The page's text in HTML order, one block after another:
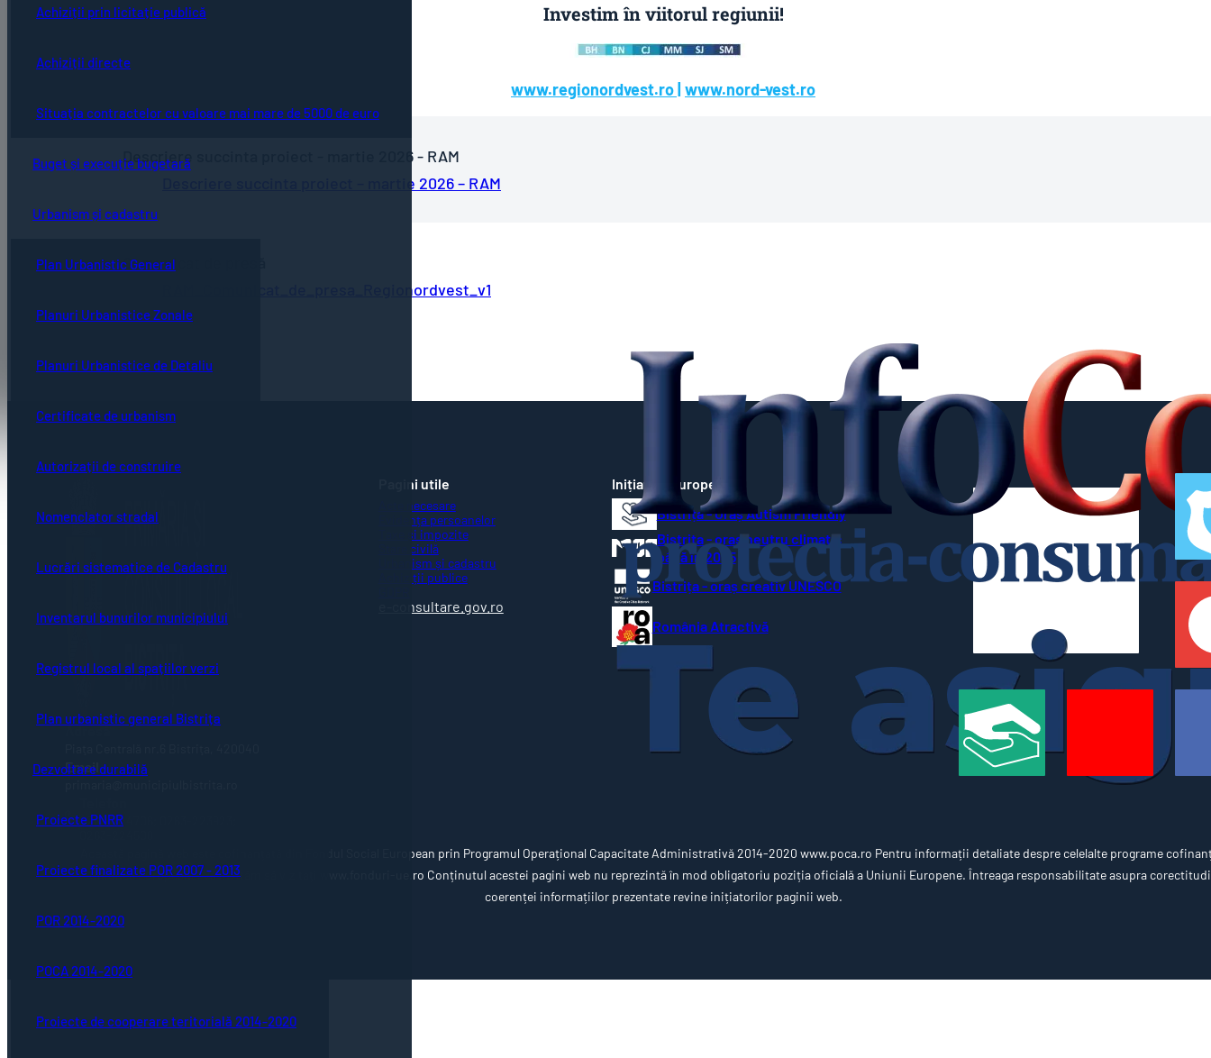
Achiziții prin licitație publică
Achiziții directe
Situația contractelor cu valoare mai mare de 5000 de euro
Buget și execuție bugetară
Urbanism și cadastru
Plan Urbanistic General
Planuri Urbanistice Zonale
Planuri Urbanistice de Detaliu
Certificate de urbanism
Autorizații de construire
Nomenclator stradal
Lucrări sistematice de Cadastru
Inventarul bunurilor municipiului
Registrul local al spațiilor verzi
Plan urbanistic general Bistrița
Dezvoltare durabilă
Proiecte PNRR
Proiecte finalizate POR 2007 - 2013
POR 2014-2020
POCA 2014-2020
Proiecte de cooperare teritorială 2014-2020
Investim în viitorul regiunii!
www.regionordvest.ro | www.nord-vest.ro
Descriere succinta proiect - martie 2026 - RAM
Descriere succinta proiect – martie 2026 – RAM
Comunicat de presă
RAM_Comunicat_de_presa_Regionordvest_v1
Adresă
Email
0263-224706; 0263-223923;
Pagini utile
Acte necesare
Evidența persoanelor
Taxe și impozite
Stare civilă
Urbanism și cadastru
Achiziții publice
e-consultare.gov.ro
Inițiative Europene
Bistrița - Oraș Autism Friendly
Bistrița - oraș neutru climatic
până în 2035
Bistrița - oraș creativ UNESCO
România Atractivă
Această pagină web este cofinanțată din Fondul Social European prin Programul Operațional Capacitate Administrativă 2014-2020 www.poca.ro Pentru informații detaliate despre celelalte programe
Uniunea Europeană, vă invităm să vizitați www.fonduri-ue.ro Conținutul acestei pagini web nu reprezintă în mod obligatoriu poziția oficială a Uniunii Europene. Întreaga responsabilitate asupra
coerenței informațiilor prezentate revine inițiatorilor paginii web.